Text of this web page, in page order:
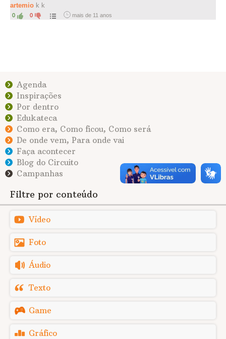
artemio k k
0 0 mais de 11 anos
Agenda
Inspirações
Por dentro
Edukateca
Como era, Como ficou, Como será
De onde vem, Para onde vai
Faça acontecer
Blog do Circuito
Campanhas
Filtre por conteúdo
Vídeo
Foto
Áudio
Texto
Game
Gráfico